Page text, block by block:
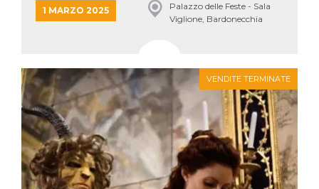
1 MARZO 2025
Palazzo delle Feste - Sala
Viglione, Bardonecchia
VENDITE TERMINATE